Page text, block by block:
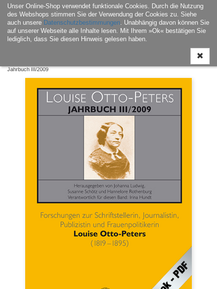
Unser Online-Shop verwendet funktionale Cookies. Durch die Nutzung
des Webshops stimmen Sie der Verwendung der Cookies zu. Siehe
auch unsere Datenschutzbestimmungen. Unabhängig davon können Sie
auf unserer Webseite alle Inhalte lesen. Mit Ihrem »Ok« bestätigen Sie
lediglich, dass Sie diesen Hinweis gelesen haben.
ein-/
Jahrbuch III/2009